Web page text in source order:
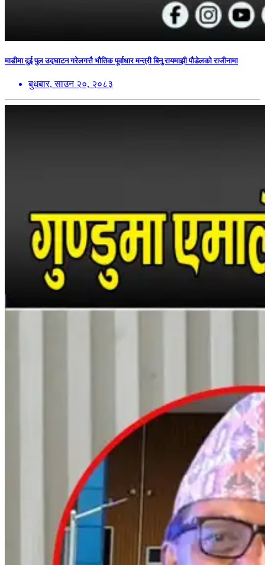
माडीमा दुई पुल उद्घाटन गरेलगत्तै भौतिक पूर्वाधार मन्त्री बिनु रायमाझी पौडेलको राजीनामा
बुधबार, साउन २०, २०८३